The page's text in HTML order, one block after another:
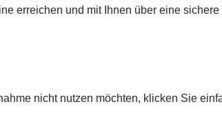
erreichen und mit Ihnen über eine
nicht nutzen möchten, klicken Sie